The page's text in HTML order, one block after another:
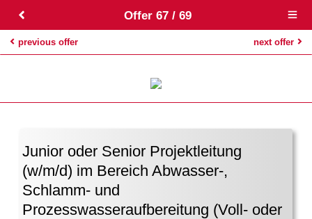
Offer 67 / 69
Open
menu
previous offer next offer
Junior oder Senior Projektleitung
(w/m/d) im Bereich Abwasser-,
Schlamm- und
Prozesswasseraufbereitung (Voll- oder